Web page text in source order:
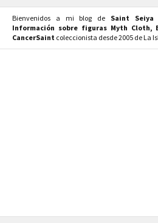
Bienvenidos a mi blog de Saint Seiya
Información sobre figuras Myth Cloth,
CancerSaint coleccionista desde 2005 de La